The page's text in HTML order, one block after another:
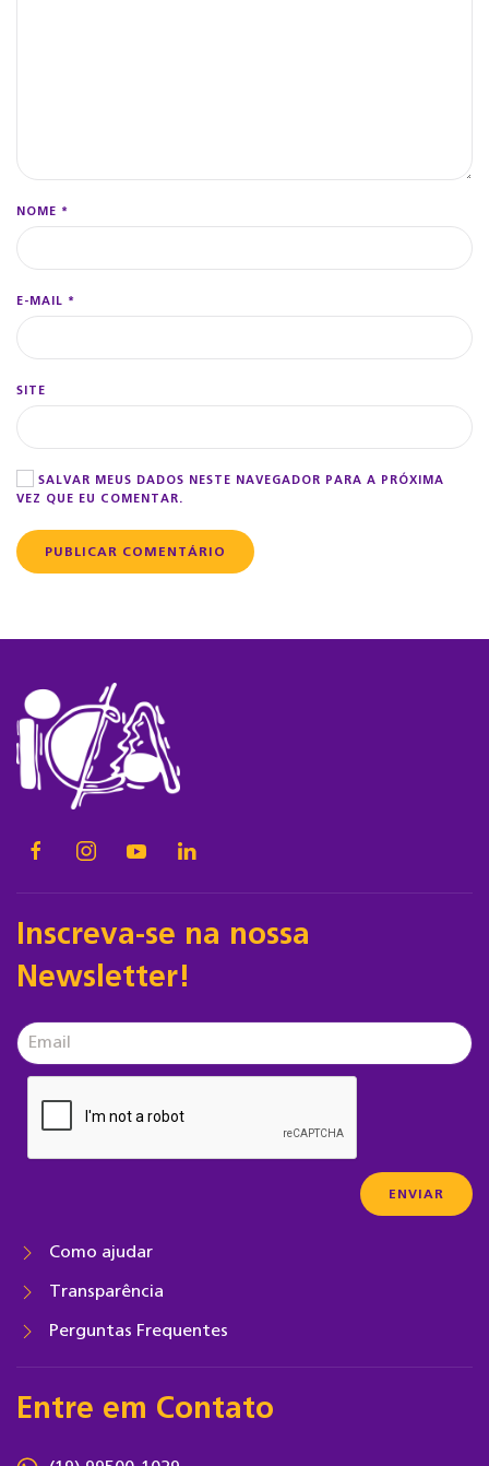
NOME *
E-MAIL *
SITE
SALVAR MEUS DADOS NESTE NAVEGADOR PARA A PRÓXIMA
VEZ QUE EU COMENTAR.
PUBLICAR COMENTÁRIO
Inscreva-se na nossa
Newsletter!
Como ajudar
Transparência
Perguntas Frequentes
Entre em Contato